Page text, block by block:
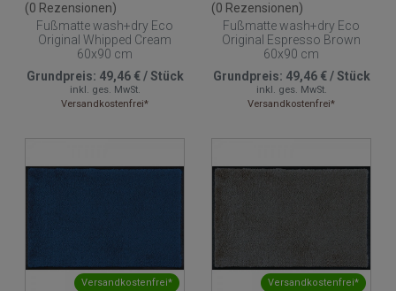
(0 Rezensionen)
Fußmatte wash+dry Eco
Original Whipped Cream
60x90 cm
Grundpreis: 49,46 €/Stück
inkl. ges. MwSt.
Versandkostenfrei*
(0 Rezensionen)
Fußmatte wash+dry Eco
Original Espresso Brown
60x90 cm
Grundpreis: 49,46 €/Stück
inkl. ges. MwSt.
Versandkostenfrei*
Versandkostenfrei* Versandkostenfrei*